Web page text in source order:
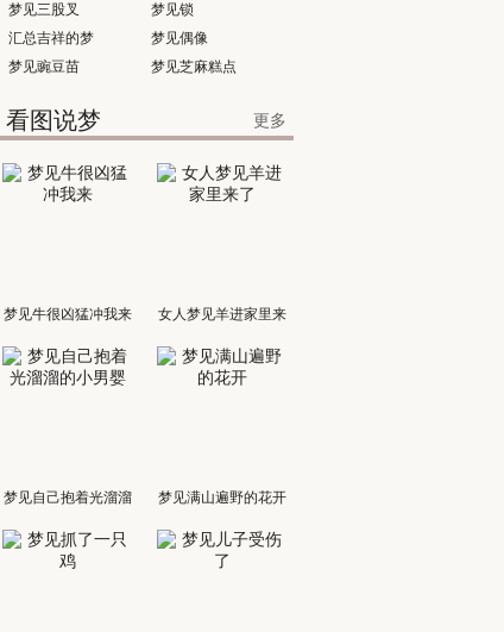
时出现
梦见三股叉
梦见锁
汇总吉祥的梦
梦见偶像
梦见豌豆苗
梦见芝麻糕点
看图说梦 更多
梦见牛很凶猛冲我来 女人梦见羊进家里来
了
梦见自己抱着光溜溜
的小男婴
梦见满山遍野的花开